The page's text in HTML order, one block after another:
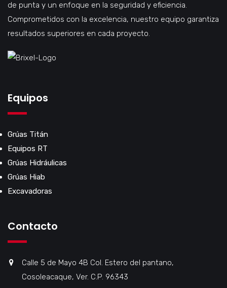
de punta y un enfoque en la seguridad y eficiencia.
Comprometidos con la excelencia, nuestro equipo garantiza
resultados superiores en cada proyecto.
Equipos
Grúas Titán
Equipos RT
Grúas Hidráulicas
Grúas Hiab
Excavadoras
Contacto
Calle 5 de Mayo 4B Col. Estero del pantano,
Cosoleacaque, Ver. C.P. 96343